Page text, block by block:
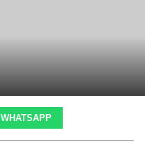
WHATSAPP